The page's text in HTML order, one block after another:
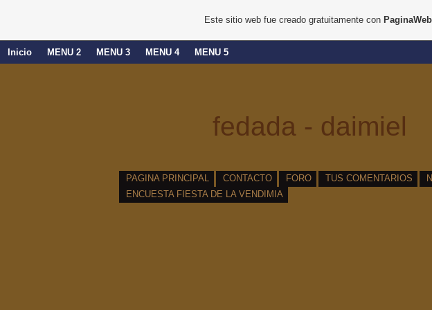
Inicio MENU 2 MENU 3 MENU 4 MENU 5
fedada - daimiel
PAGINA PRINCIPAL CONTACTO FORO TUS COMENTARIOS
ENCUESTA FIESTA DE LA VENDIMIA
Este sitio web fue creado gratuitamente con